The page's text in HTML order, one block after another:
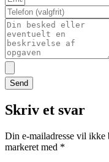
Send
Skriv et svar
Din e-mailadresse vil ikke
markeret med *